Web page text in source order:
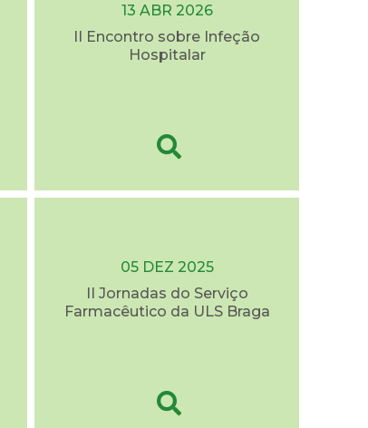
13 ABR 2026
II Encontro sobre Infeção
Hospitalar
05 DEZ 2025
II Jornadas do Serviço
Farmacêutico da ULS Braga